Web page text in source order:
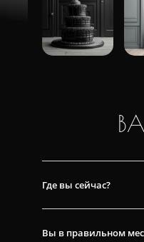
Где вы сейчас?
Вы в правильном